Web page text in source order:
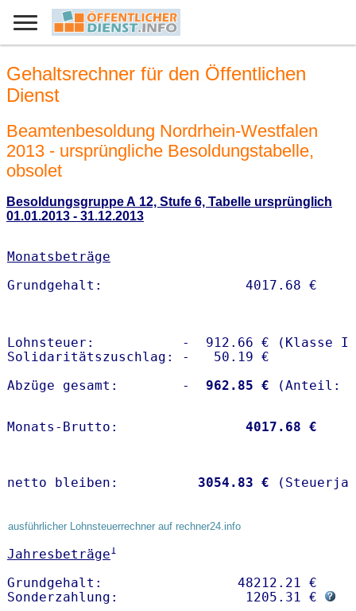
Gehaltsrechner für den Öffentlichen
Dienst
Beamtenbesoldung Nordrhein-Westfalen
2013 - ursprüngliche Besoldungstabelle,
obsolet
Besoldungsgruppe A 12, Stufe 6, Tabelle ursprünglich
01.01.2013 - 31.12.2013
Monatsbeträge
Lohnsteuer:           -  912.66 € (Klasse I)
Solidaritätszuschlag: -   50.19 €
Abzüge gesamt:        -
  962.85 €
Monats-Brutto: 4017.68 €
netto bleiben: 3054.83 €
ausführlicher Lohnsteuerrechner auf rechner24.info
Jahresbeträge1
Grundgehalt:                 48212.21 €
Sonderzahlung:                1205.31 €